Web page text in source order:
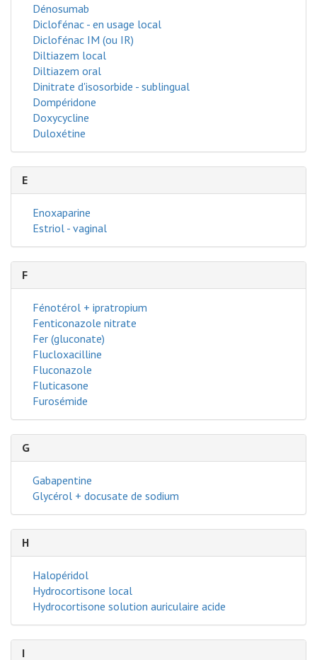
Dénosumab
Diclofénac - en usage local
Diclofénac IM (ou IR)
Diltiazem local
Diltiazem oral
Dinitrate d'isosorbide - sublingual
Dompéridone
Doxycycline
Duloxétine
E
Enoxaparine
Estriol - vaginal
F
Fénotérol + ipratropium
Fenticonazole nitrate
Fer (gluconate)
Flucloxacilline
Fluconazole
Fluticasone
Furosémide
G
Gabapentine
Glycérol + docusate de sodium
H
Halopéridol
Hydrocortisone local
Hydrocortisone solution auriculaire acide
I